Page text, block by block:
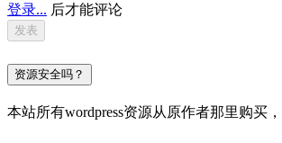
登录... 后才能评论
资源安全吗？
本站所有wordpress资源从原作者那里购买